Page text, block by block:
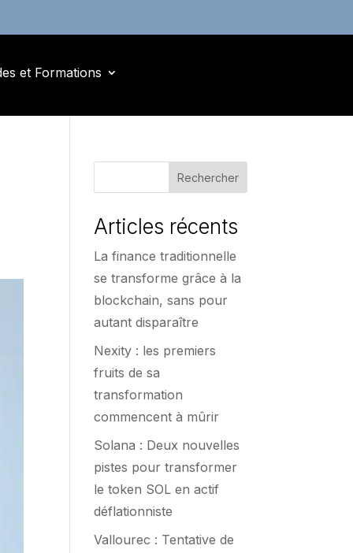
et Formations
Rechercher
Articles récents
La finance traditionnelle
se transforme grâce à la
blockchain, sans pour
autant disparaître
Nexity : les premiers
fruits de sa
transformation
commencent à mûrir
Solana : Deux nouvelles
pistes pour transformer
le token SOL en actif
déflationniste
Vallourec : Tentative de